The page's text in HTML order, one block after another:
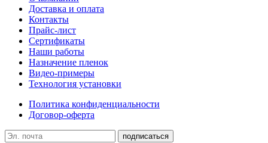
Доставка и оплата
Контакты
Прайс-лист
Сертификаты
Наши работы
Назначение пленок
Видео-примеры
Технология установки
Политика конфиденциальности
Договор-оферта
подписаться